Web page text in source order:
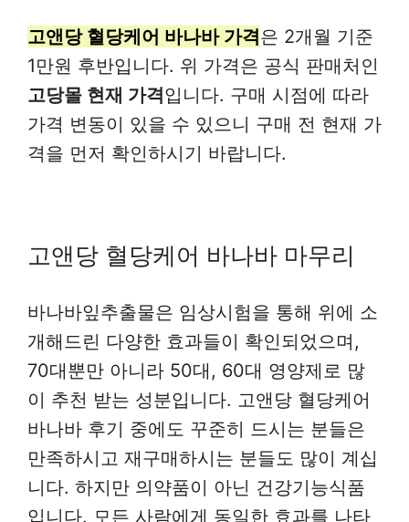
고앤당 혈당케어 바나바 가격은 2개월 기준
1만원 후반입니다. 위 가격은 공식 판매처인
고당몰 현재 가격입니다. 구매 시점에 따라
가격 변동이 있을 수 있으니 구매 전 현재 가
격을 먼저 확인하시기 바랍니다.
고앤당 혈당케어 바나바 마무리
바나바잎추출물은 임상시험을 통해 위에 소
개해드린 다양한 효과들이 확인되었으며,
70대뿐만 아니라 50대, 60대 영양제로 많
이 추천 받는 성분입니다. 고앤당 혈당케어
바나바 후기 중에도 꾸준히 드시는 분들은
만족하시고 재구매하시는 분들도 많이 계십
니다. 하지만 의약품이 아닌 건강기능식품
입니다. 모든 사람에게 동일한 효과를 나타